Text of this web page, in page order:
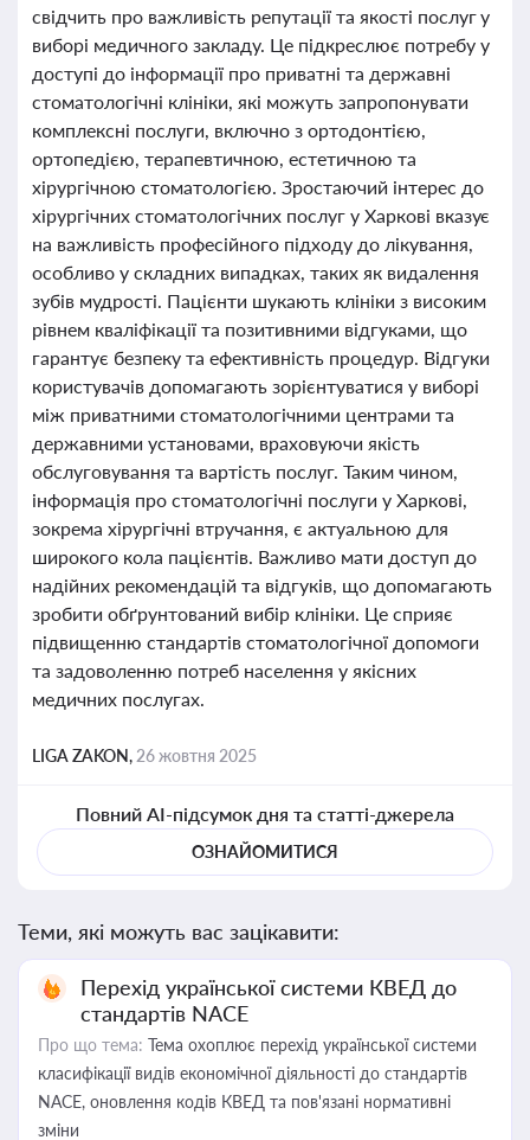
свідчить про важливість репутації та якості послуг у
виборі медичного закладу. Це підкреслює потребу у
доступі до інформації про приватні та державні
стоматологічні клініки, які можуть запропонувати
комплексні послуги, включно з ортодонтією,
ортопедією, терапевтичною, естетичною та
хірургічною стоматологією. Зростаючий інтерес до
хірургічних стоматологічних послуг у Харкові вказує
на важливість професійного підходу до лікування,
особливо у складних випадках, таких як видалення
зубів мудрості. Пацієнти шукають клініки з високим
рівнем кваліфікації та позитивними відгуками, що
гарантує безпеку та ефективність процедур. Відгуки
користувачів допомагають зорієнтуватися у виборі
між приватними стоматологічними центрами та
державними установами, враховуючи якість
обслуговування та вартість послуг. Таким чином,
інформація про стоматологічні послуги у Харкові,
зокрема хірургічні втручання, є актуальною для
широкого кола пацієнтів. Важливо мати доступ до
надійних рекомендацій та відгуків, що допомагають
зробити обґрунтований вибір клініки. Це сприяє
підвищенню стандартів стоматологічної допомоги
та задоволенню потреб населення у якісних
медичних послугах.
LIGA ZAKON, 26 жовтня 2025
Повний AI-підсумок дня та статті-джерела
ОЗНАЙОМИТИСЯ
Теми, які можуть вас зацікавити:
Перехід української системи КВЕД до
стандартів NACE
Про що тема: Тема охоплює перехід української системи
класифікації видів економічної діяльності до стандартів
NACE, оновлення кодів КВЕД та пов'язані нормативні
зміни